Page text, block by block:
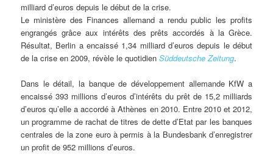
milliard d’euros depuis le début de la crise.
Le ministère des Finances allemand a rendu public les profits
engrangés grâce aux intérêts des prêts accordés à la Grèce.
Résultat, Berlin a encaissé 1,34 milliard d’euros depuis le début
de la crise en 2009, révèle le quotidienSüddeutsche Zeitung.
Dans le détail, la banque de développement allemande KfW a
encaissé 393 millions d’euros d’intérêts du prêt de 15,2 milliards
d’euros qu’elle a accordé à Athènes en 2010. Entre 2010 et 2012,
un programme de rachat de titres de dette d’Etat par les banques
centrales de la zone euro à permis à la Bundesbank d’enregistrer
un profit de 952 millions d’euros.